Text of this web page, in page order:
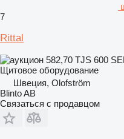
7
Rittal
582,70 TJS 600
Щитовое оборудование
Швеция, Olofström
Blinto AB
Связаться с продавцом